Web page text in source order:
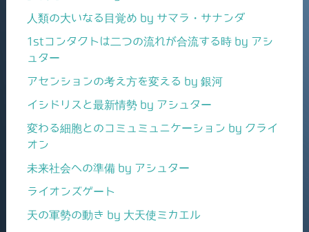
人類の大いなる目覚め by サマラ・サナンダ
1stコンタクトは二つの流れが合流する時 by アシ
ュター
アセンションの考え方を変える by 銀河
イシドリスと最新情勢 by アシュター
変わる細胞とのコミュミュニケーション by クライ
オン
未来社会への準備 by アシュター
ライオンズゲート
天の軍勢の動き by 大天使ミカエル